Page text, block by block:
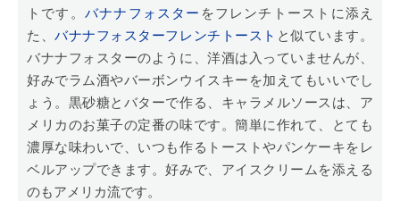
トです。 バナナフォスター をフレンチトーストに添え
た、バナナフォスターフレンチトースト と似ています。
バナナフォスターのように、洋酒は入っていませんが、
好みでラム酒やバーボンウイスキーを加えてもいいでし
ょう。黒砂糖とバターで作る、キャラメルソースは、ア
メリカのお菓子の定番の味です。簡単に作れて、とても
濃厚な味わいで、いつも作るトーストやパンケーキをレ
ベルアップできます。好みで、アイスクリームを添える
のもアメリカ流です。